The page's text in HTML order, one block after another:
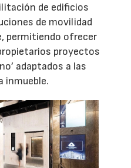
de edificios
de movilidad
permitiendo ofrecer
proyectos
adaptados a las
inmueble.